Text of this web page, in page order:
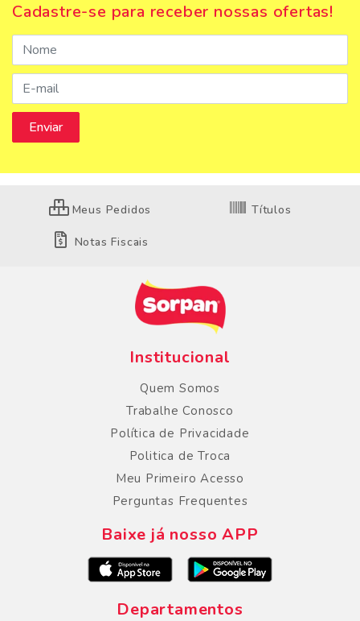
Cadastre-se para receber nossas ofertas!
Meus Pedidos Títulos
Notas Fiscais
Institucional
Quem Somos
Trabalhe Conosco
Política de Privacidade
Politica de Troca
Meu Primeiro Acesso
Perguntas Frequentes
Baixe já nosso APP
Departamentos